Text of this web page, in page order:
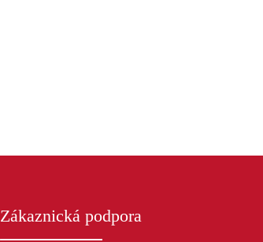
Zákaznická podpora